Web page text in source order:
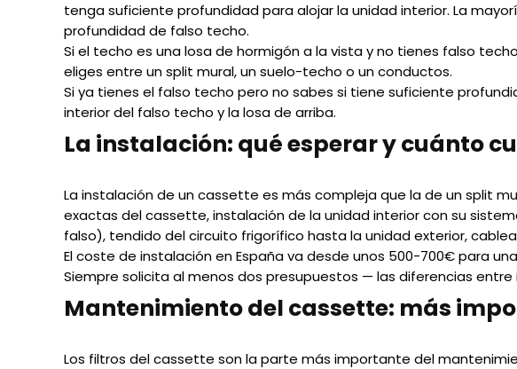
tenga suficiente profundidad para alojar la unidad interior. La
profundidad de falso techo.
Si el techo es una losa de hormigón a la vista y no tienes falso
eliges entre un split mural, un suelo-techo o un conductos.
Si ya tienes el falso techo pero no sabes si tiene suficiente
interior del falso techo y la losa de arriba.
La instalación: qué esperar y cuánto
La instalación de un cassette es más compleja que la de un split
exactas del cassette, instalación de la unidad interior con su
falso), tendido del circuito frigorífico hasta la unidad exterior,
El coste de instalación en España va desde unos 500-700€ para
Siempre solicita al menos dos presupuestos — las diferencias
Mantenimiento del cassette: más
Los filtros del cassette son la parte más importante del